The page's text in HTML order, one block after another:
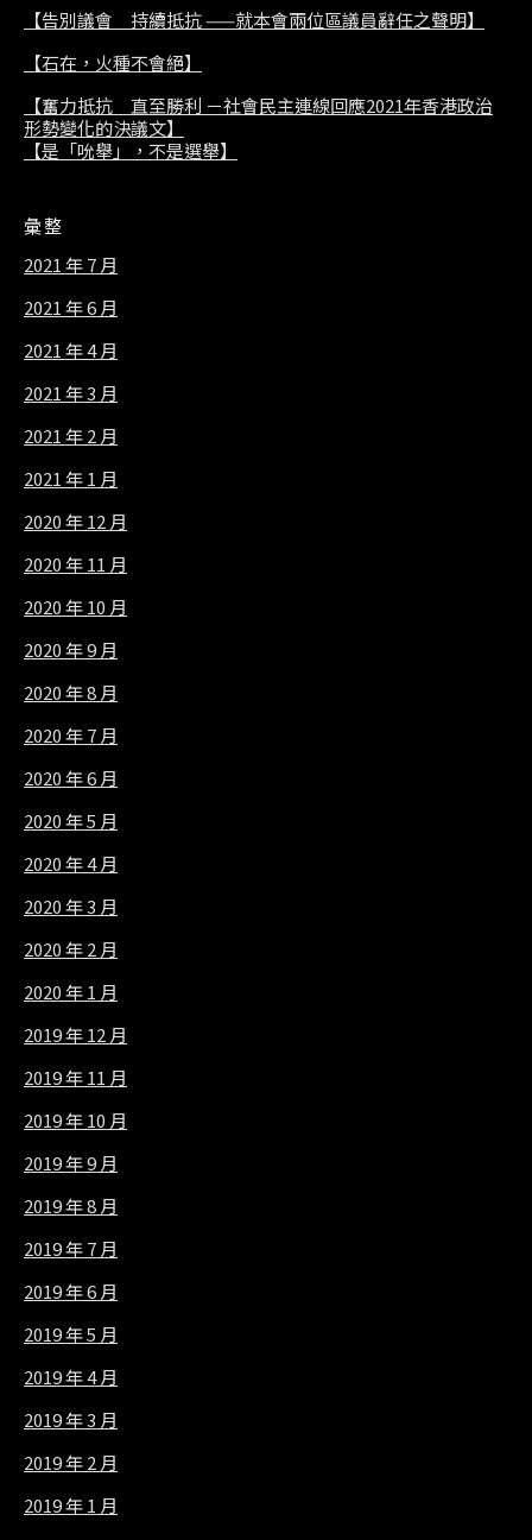
【告別議會 持續抵抗 ——就本會兩位區議員辭任之聲明】
【石在，火種不會絕】
【奮力抵抗 直至勝利 －社會民主連線回應2021年香港政治
形勢變化的決議文】
【是「吮舉」，不是選舉】
彙整
2021 年 7 月
2021 年 6 月
2021 年 4 月
2021 年 3 月
2021 年 2 月
2021 年 1 月
2020 年 12 月
2020 年 11 月
2020 年 10 月
2020 年 9 月
2020 年 8 月
2020 年 7 月
2020 年 6 月
2020 年 5 月
2020 年 4 月
2020 年 3 月
2020 年 2 月
2020 年 1 月
2019 年 12 月
2019 年 11 月
2019 年 10 月
2019 年 9 月
2019 年 8 月
2019 年 7 月
2019 年 6 月
2019 年 5 月
2019 年 4 月
2019 年 3 月
2019 年 2 月
2019 年 1 月